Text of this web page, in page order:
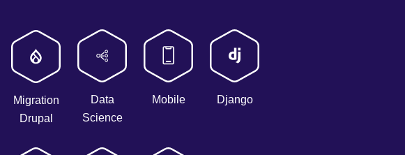
Migration
Drupal
Data
Science
Mobile Django